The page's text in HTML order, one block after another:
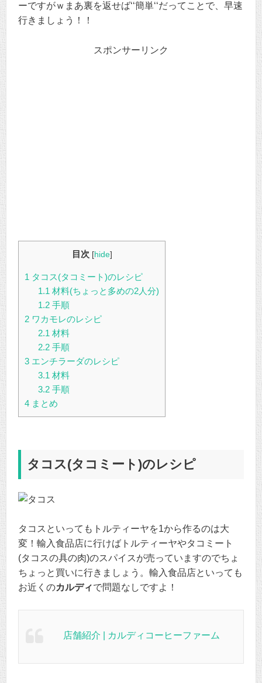
ーですがｗまあ裏を返せば‘‘簡単‘‘だってことで、早速
行きましょう！！
スポンサーリンク
目次 [hide]
1 タコス(タコミート)のレシピ
1.1 材料(ちょっと多めの2人分)
1.2手順
2 ワカモレのレシピ
2.1 材料
2.2手順
3 エンチラーダのレシピ
3.1 材料
3.2手順
4 まとめ
タコス(タコミート)のレシピ
タコスといってもトルティーヤを1から作るのは大
変！輸入食品店に行けばトルティーヤやタコミート
(タコスの具の肉)のスパイスが売っていますのでちょ
ちょっと買いに行きましょう。輸入食品店といっても
お近くのカルディで問題なしですよ！
店舗紹介 | カルディコーヒーファーム